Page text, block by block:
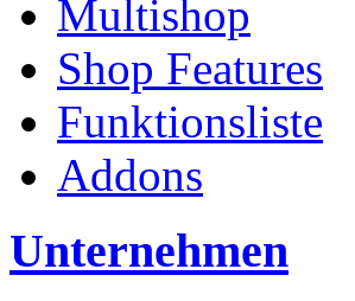
Multishop
Shop Features
Funktionsliste
Addons
Unternehmen